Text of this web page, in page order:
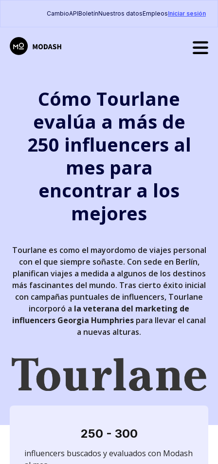
CambioAPIBoletínNuestros datosEmpleosIniciar sesión
Cómo Tourlane
evalúa a más de
250 influencers al
mes para
encontrar a los
mejores
Tourlane es como el mayordomo de viajes personal
con el que siempre soñaste. Con sede en Berlín,
planifican viajes a medida a algunos de los destinos
más fascinantes del mundo. Tras cierto éxito inicial
con campañas puntuales de influencers, Tourlane
incorporó a la veterana del marketing de
influencers Georgia Humphries para llevar el canal
a nuevas alturas.
250 - 300
influencers buscados y evaluados con Modash